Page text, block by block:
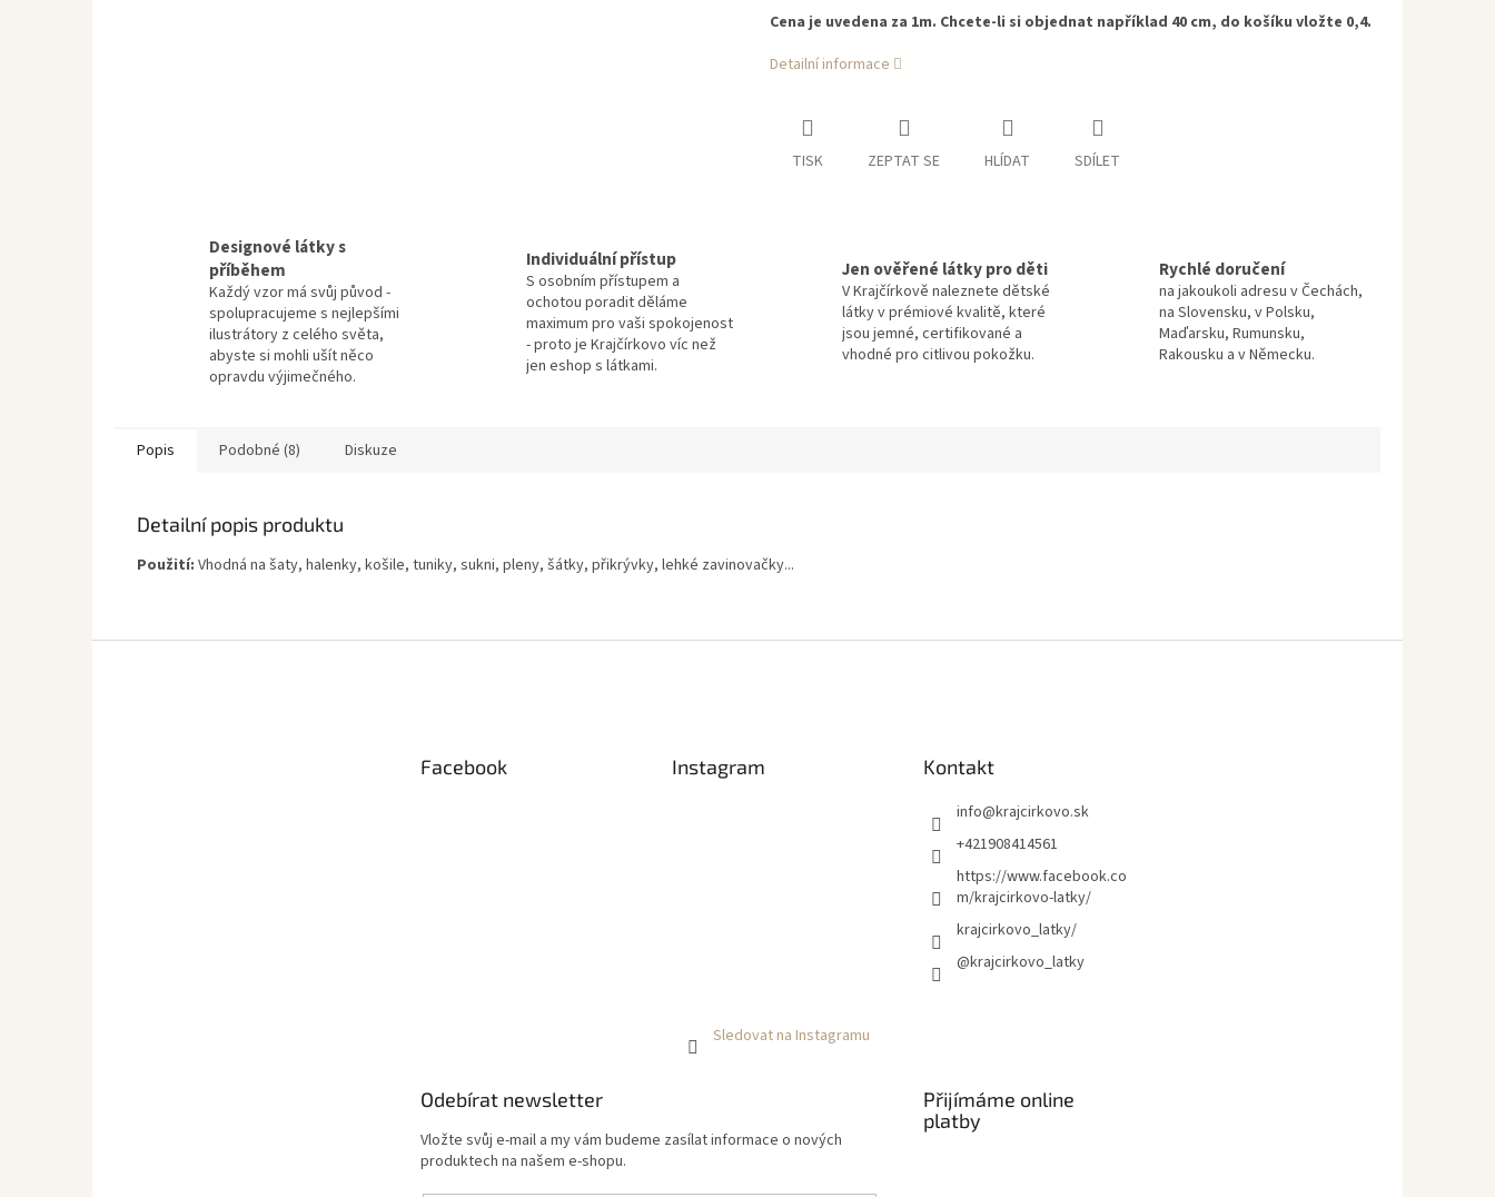
Cena je uvedena za 1m. Chcete-li si objednat například 40 cm, do košíku vložte 0,4.
Detailní informace
TISK ZEPTAT SE HLÍDAT SDÍLET
Designové látky s
příběhem
Každý vzor má svůj původ -
spolupracujeme s nejlepšími
ilustrátory z celého světa,
abyste si mohli ušít něco
opravdu výjimečného.
Individuální přístup
S osobním přístupem a
ochotou poradit děláme
maximum pro vaši spokojenost
- proto je Krajčírkovo víc než
jen eshop s látkami.
Jen ověřené látky pro děti
V Krajčírkově naleznete dětské
látky v prémiové kvalitě, které
jsou jemné, certifikované a
vhodné pro citlivou pokožku.
Rychlé doručení
na jakoukoli adresu v Čechách,
na Slovensku, v Polsku,
Maďarsku, Rumunsku,
Rakousku a v Německu.
Popis Podobné (8) Diskuze
Detailní popis produktu
Použití: Vhodná na šaty, halenky, košile, tuniky, sukni, pleny, šátky, přikrývky, lehké zavinovačky...
Facebook Instagram
Sledovat na Instagramu
Kontakt
info@krajcirkovo.sk
+421908414561
https://www.facebook.co
m/krajcirkovo-latky/
krajcirkovo_latky/
@krajcirkovo_latky
Odebírat newsletter
Vložte svůj e-mail a my vám budeme zasílat informace o nových
produktech na našem e-shopu.
Přijímáme online
platby